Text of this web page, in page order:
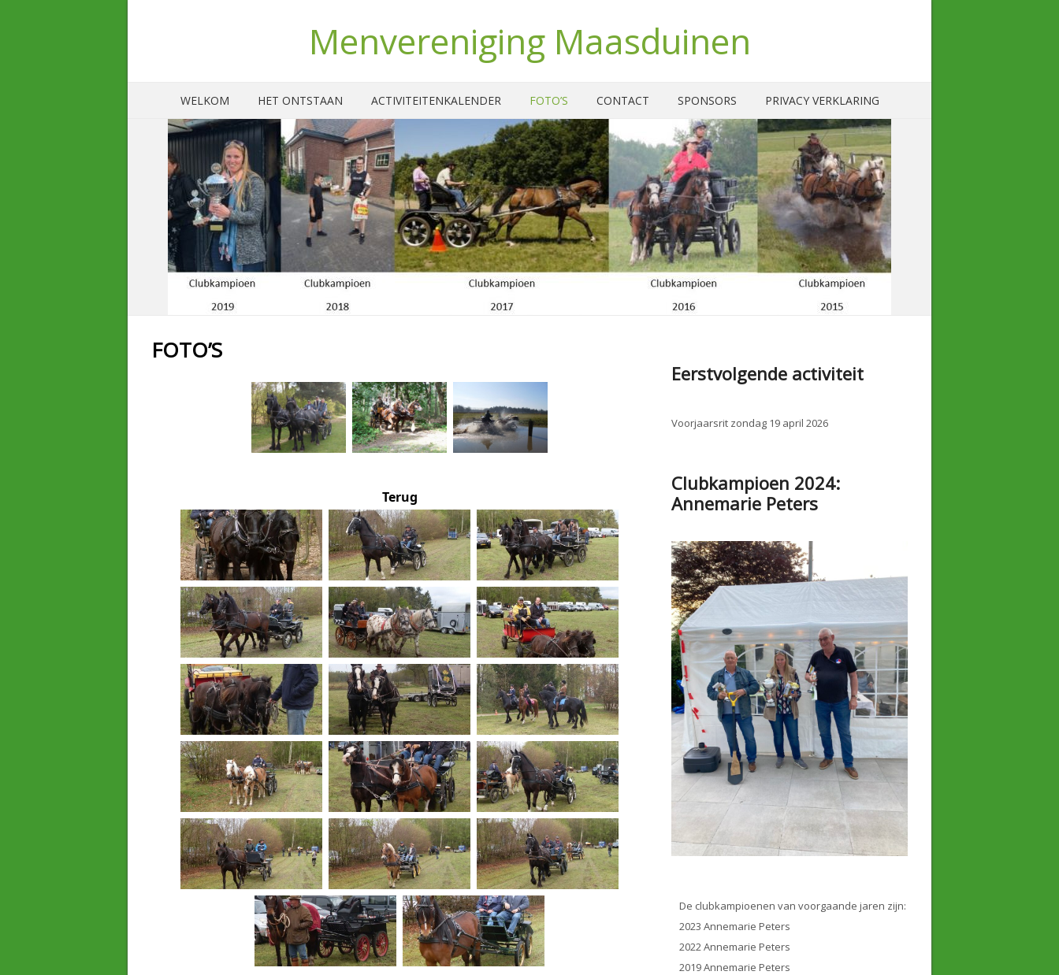
Menvereniging Maasduinen
WELKOM HET ONTSTAAN ACTIVITEITENKALENDER FOTO’S CONTACT SPONSORS PRIVACY VERKLARING
FOTO’S
Terug
Eerstvolgende activiteit
Voorjaarsrit zondag 19 april 2026
Clubkampioen 2024:
Annemarie Peters
De clubkampioenen van voorgaande jaren zijn:
2023 Annemarie Peters
2022 Annemarie Peters
2019 Annemarie Peters